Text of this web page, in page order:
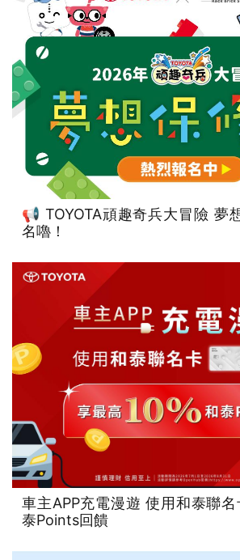
📢 TOYOTA頑趣奇兵大冒險 夢
名嚕！
車主APP充電漫遊 使用和泰聯
泰Points回饋